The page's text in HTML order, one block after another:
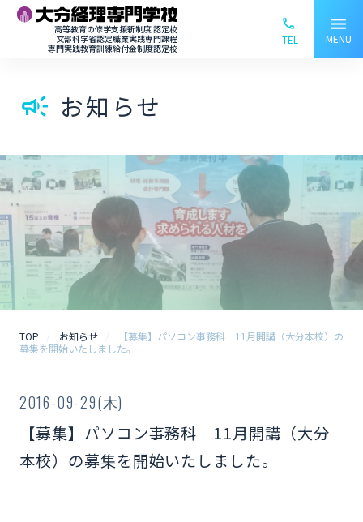
高等教育の修学支援新制度 認定校
文部科学省認定職業実践専門課程
専門実践教育訓練給付金制度認定校
TEL
menu
MENU
campaign お知らせ
TOP お知らせ
【募集】パソコン事務科 11月開講（大分本校）の
募集を開始いたしました。
2016-09-29(木)
【募集】パソコン事務科 11月開講（大分
本校）の募集を開始いたしました。